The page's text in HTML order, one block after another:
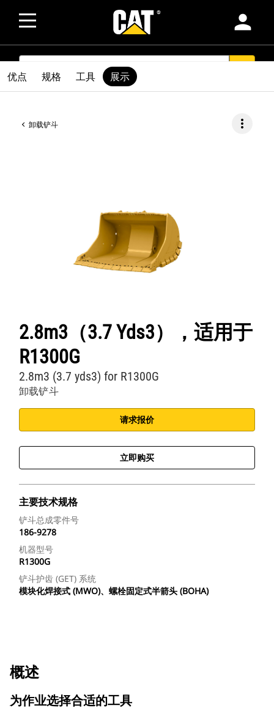
person
SEARCH
卸载铲斗 more_vert
2.8m3（3.7 Yds3），适用于
R1300G
卸载铲斗
2.8m3 (3.7 yds3) for R1300G
请求报价
立即购买
主要技术规格
铲斗总成零件号
186-9278
机器型号
R1300G
铲斗护齿 (GET) 系统
模块化焊接式 (MWO)、螺栓固定式半箭头 (BOHA)
优点 规格 工具 展示
概述
为作业选择合适的工具